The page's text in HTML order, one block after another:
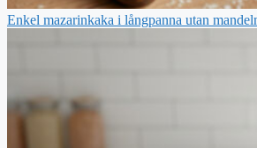
Enkel mazarinkaka i långpanna utan